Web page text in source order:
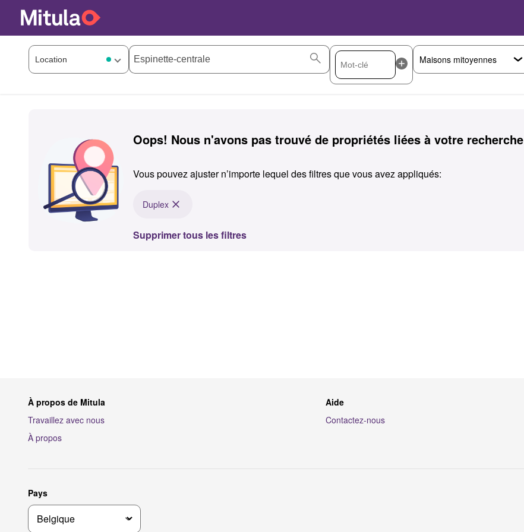
Oops! Nous n'avons pas trouvé de propriétés liées à votre recherche
Vous pouvez ajuster n’importe lequel des filtres que vous avez appliqués:
Duplex
Supprimer tous les filtres
À propos de Mitula
Travaillez avec nous
À propos
Aide
Contactez-nous
Pays